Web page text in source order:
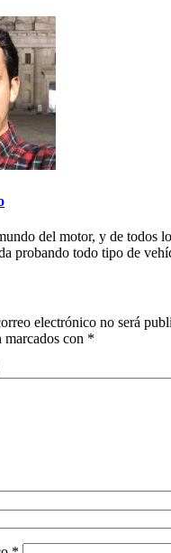
del motor, y de todos
probando todo tipo de
electrónico no será
marcados con *